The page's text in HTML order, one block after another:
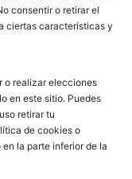
consentir o retirar el
ciertas características y
o realizar elecciones
en este sitio. Puedes
retirar tu
de cookies o
la parte inferior de la